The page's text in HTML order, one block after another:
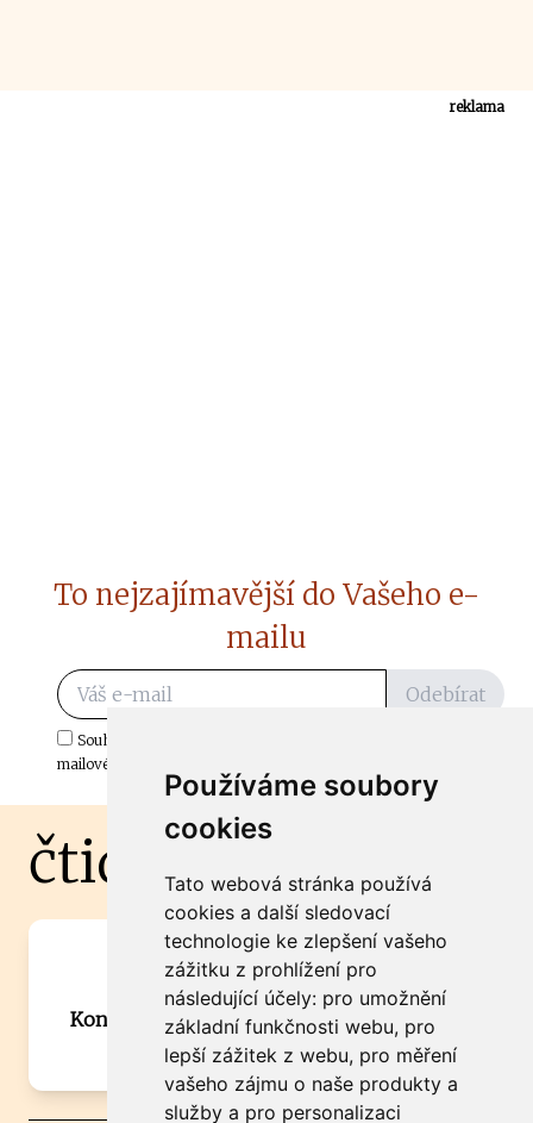
Používáme soubory
cookies
Tato webová stránka používá
cookies a další sledovací
technologie ke zlepšení vašeho
zážitku z prohlížení pro
následující účely: pro umožnění
základní funkčnosti webu, pro
lepší zážitek z webu, pro měření
vašeho zájmu o naše produkty a
služby a pro personalizaci
reklama
To nejzajímavější do Vašeho e-
mailu
Odebírat
Souhlasím s odběrem důležitých zpráv ze ČtiDoma.cz do mé e-
mailové schránky.
čtidoma.cz
Máte zajímavou informaci? Chcete
spolupracovat?
Kontaktujte šéfredaktora Martina Chalupu:
chalupa@ctidoma.cz